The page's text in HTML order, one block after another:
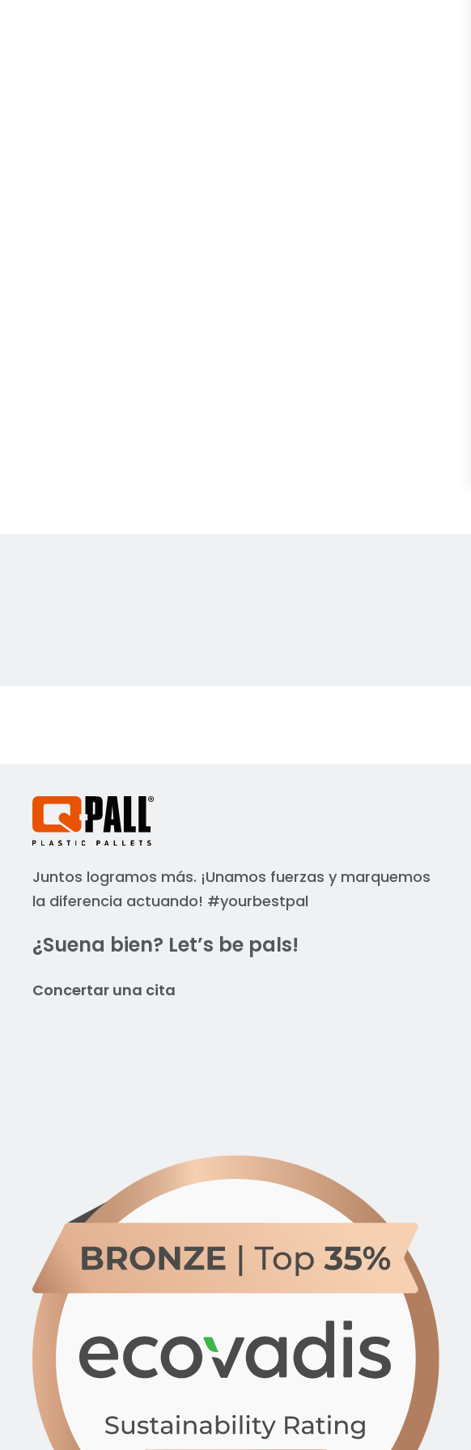
Juntos logramos más. ¡Unamos fuerzas y marquemos
la diferencia actuando! #yourbestpal
¿Suena bien? Let’s be pals!
Concertar una cita